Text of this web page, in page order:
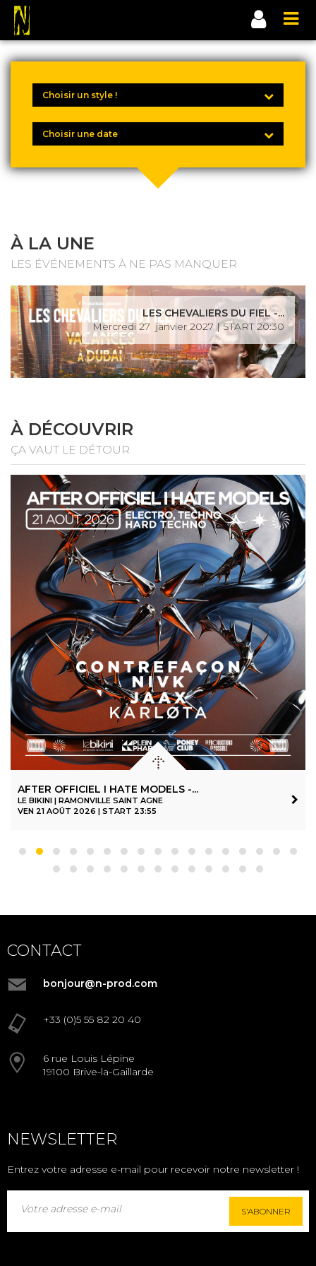
À LA UNE
LES ÉVÉNEMENTS À NE PAS MANQUER
LES CHEVALIERS DU FIEL -...
Mercredi 27 janvier 2027 | START 20:30
À DÉCOUVRIR
ÇA VAUT LE DÉTOUR
AFTER OFFICIEL I HATE MODELS -...
LE BIKINI | RAMONVILLE SAINT AGNE
VEN 21 AOÛT 2026 | START 23:55
CONTACT
bonjour@n-prod.com
+33 (0)5 55 82 20 40
6 rue Louis Lépine
19100 Brive-la-Gaillarde
NEWSLETTER
Entrez votre adresse e-mail pour recevoir notre newsletter !
S'ABONNER